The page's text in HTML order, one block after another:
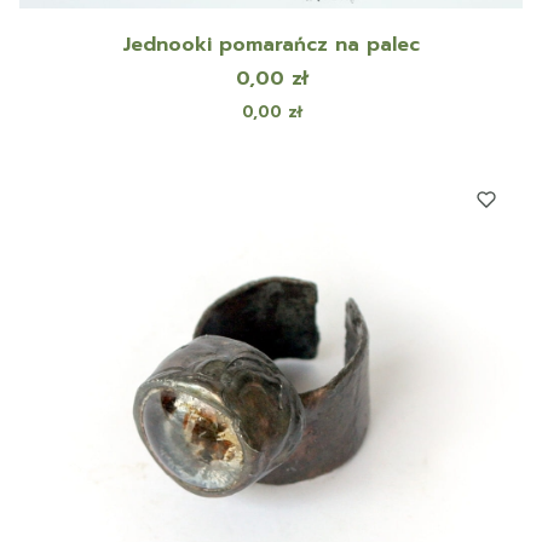
Jednooki pomarańcz na palec
Cena
0,00 zł
Cena
0,00 zł